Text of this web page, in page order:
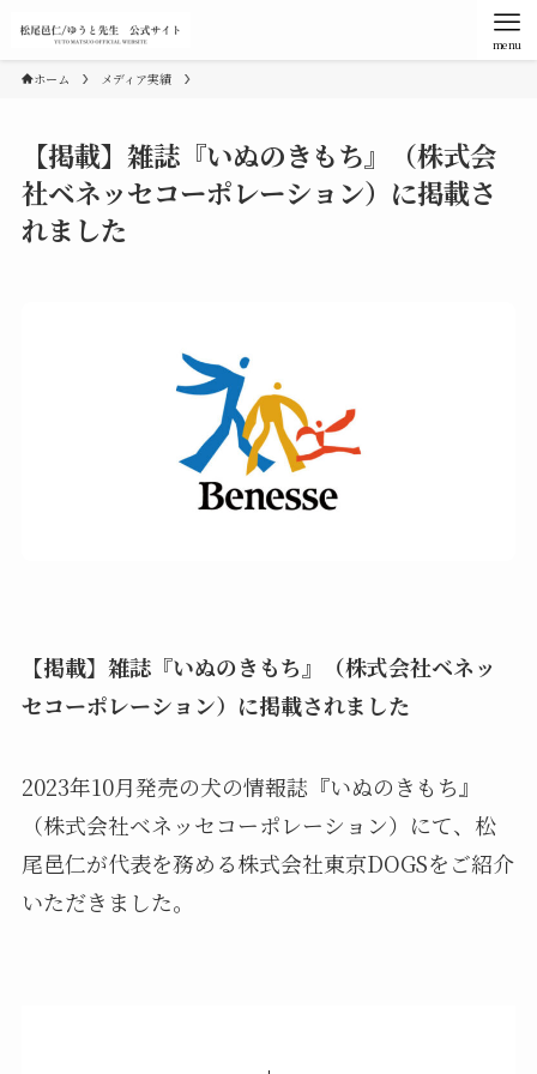
menu
ホーム メディア実績
【掲載】雑誌『いぬのきもち』（株式会
社ベネッセコーポレーション）に掲載さ
れました
【掲載】雑誌『いぬのきもち』（株式会社ベネッ
セコーポレーション）に掲載されました
2023年10月発売の犬の情報誌『いぬのきもち』
（株式会社ベネッセコーポレーション）にて、松
尾邑仁が代表を務める株式会社東京DOGSをご紹介
いただきました。